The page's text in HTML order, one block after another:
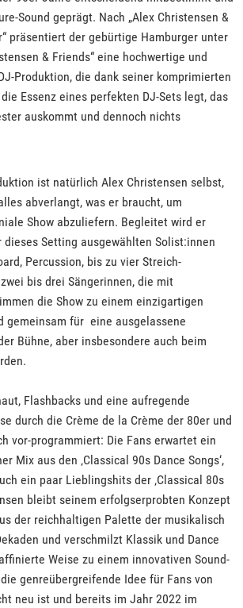
Sound geprägt. Nach „Alex Christensen &
präsentiert der gebürtige Hamburger unter
& Friends“ eine hochwertige und
Produktion, die dank seiner komprimierten
Essenz eines perfekten DJ-Sets legt, das
auskommt und dennoch nichts
ist natürlich Alex Christensen selbst,
abverlangt, was er braucht, um
Show abzuliefern. Begleitet wird er
Setting ausgewählten Solist:innen
Percussion, bis zu vier Streich-
bis drei Sängerinnen, die mit
die Show zu einem einzigartigen
gemeinsam für eine ausgelassene
Bühne, aber insbesondere auch beim
Flashbacks und eine aufregende
durch die Crème de la Crème der 80er und
vor-programmiert: Die Fans erwartet ein
Mix aus den ‚Classical 90s Dance Songs‘,
ein paar Lieblingshits der ‚Classical 80s
bleibt seinem erfolgserprobten Konzept
der reichhaltigen Palette der musikalisch
und verschmilzt Klassik und Dance
Weise zu einem innovativen Sound-
genreübergreifende Idee für Fans von
neu ist und bereits im Jahr 2022 im